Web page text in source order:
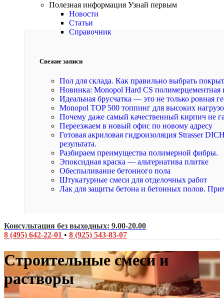
Полезная информация Узнай первым
Новости
Статьи
Справочник
Свежие записи
Пол для склада. Как правильно выбрать
Новинка: Monopol Hard CS полимерцементная
Идеальная брусчатка — это не только ровная
Monopol TOP 500 топпинг для высоких
Почему даже самый качественный кирпич не
Переезжаем в новый офис по новому адресу
Готовая акриловая гидроизоляция Strasser
результата.
Разбираем преимущества полимерной фибры.
Эпоксидная краска — альтернатива плитке
Обеспыливание бетонного пола
Штукатурные смеси для отделочных работ
Лак для защиты бетона и бетонных полов.
Консультация без выходных: 9.00-20.00
8 (495) 642-22-01 • 8 (925) 543-83-07
Строительные смеси и
растворы